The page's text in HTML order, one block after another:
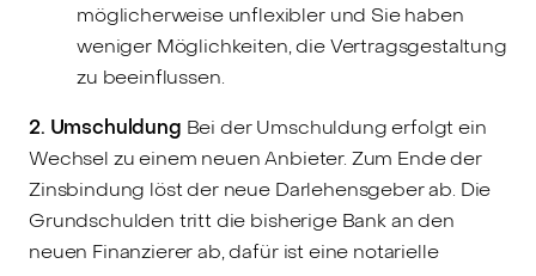
möglicherweise unflexibler und Sie haben
weniger Möglichkeiten, die Vertragsgestaltung
zu beeinflussen.
2. Umschuldung Bei der Umschuldung erfolgt ein
Wechsel zu einem neuen Anbieter. Zum Ende der
Zinsbindung löst der neue Darlehensgeber ab. Die
Grundschulden tritt die bisherige Bank an den
neuen Finanzierer ab, dafür ist eine notarielle